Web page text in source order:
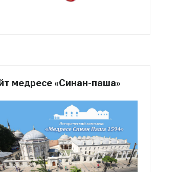
медресе «Синан-паша»